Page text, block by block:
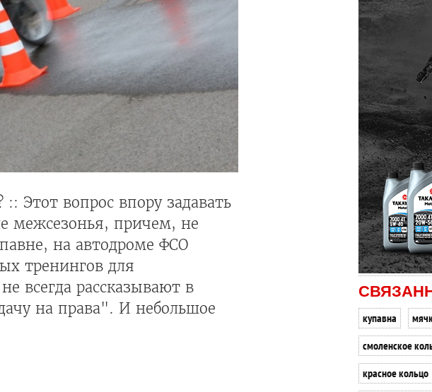
Этот вопрос впору задавать
межсезонья, причем, не
на автодроме ФСО
тренингов для
всегда рассказывают в
на права". И небольшое
купавна
смоленское
красное кольцо